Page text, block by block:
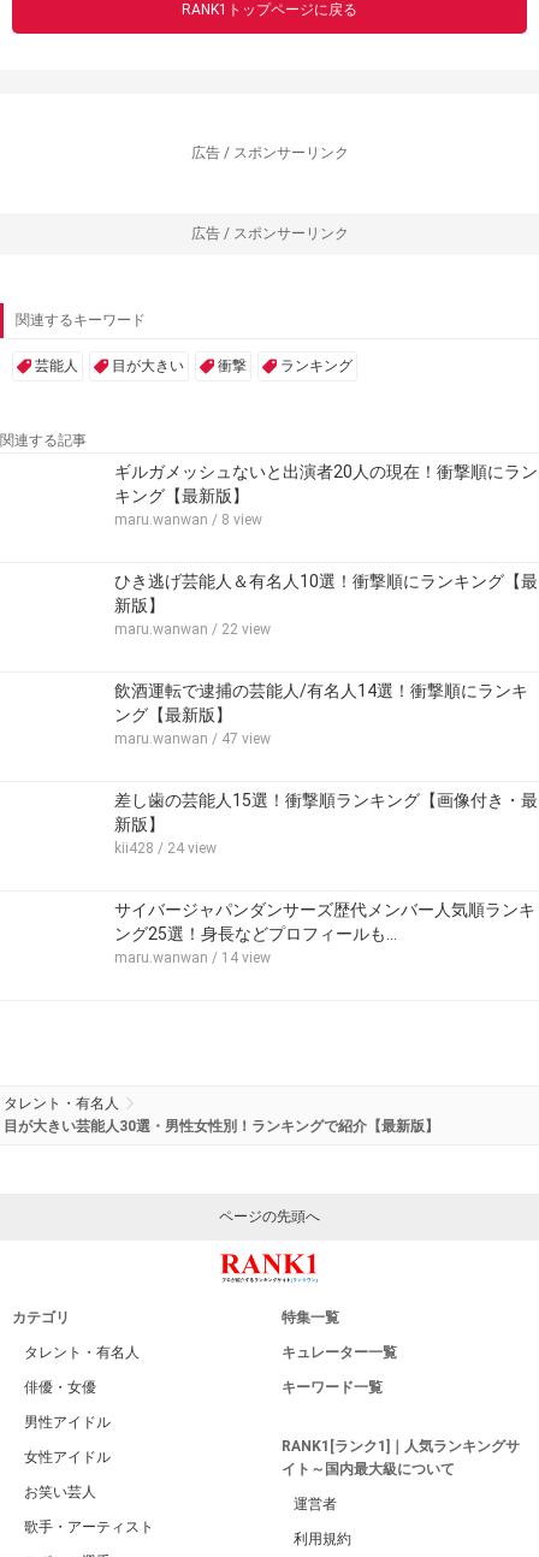
RANK1トップページに戻る
広告 / スポンサーリンク
広告 / スポンサーリンク
関連するキーワード
芸能人 目が大きい 衝撃 ランキング
関連する記事
ギルガメッシュないと出演者20人の現在！衝撃順にラン
キング【最新版】
maru.wanwan / 8 view
ひき逃げ芸能人＆有名人10選！衝撃順にランキング【最
新版】
maru.wanwan / 22 view
飲酒運転で逮捕の芸能人/有名人14選！衝撃順にランキ
ング【最新版】
maru.wanwan / 47 view
差し歯の芸能人15選！衝撃順ランキング【画像付き・最
新版】
kii428 / 24 view
サイバージャパンダンサーズ歴代メンバー人気順ランキ
ング25選！身長などプロフィールも…
maru.wanwan / 14 view
タレント・有名人
目が大きい芸能人30選・男性女性別！ランキングで紹介【最新版】
ページの先頭へ
カテゴリ
タレント・有名人
俳優・女優
男性アイドル
女性アイドル
お笑い芸人
歌手・アーティスト
特集一覧
キュレーター一覧
キーワード一覧
RANK1[ランク1]｜人気ランキングサ
イト～国内最大級について
運営者
利用規約